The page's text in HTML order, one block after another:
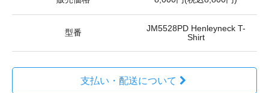
型番
JM5528PD Henleyneck T-
Shirt
支払い・配送について